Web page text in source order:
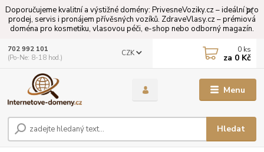
Doporučujeme kvalitní a výstižné domény: PrivesneVoziky.cz – ideální pro
prodej, servis i pronájem přívěsných vozíků. ZdraveVlasy.cz – prémiová
doména pro kosmetiku, vlasovou péči, e-shop nebo odborný magazín.
Menu
CZK
Hledat
702 992 101
(Po-Ne: 8-18 hod.)
0 ks
za 0 Kč